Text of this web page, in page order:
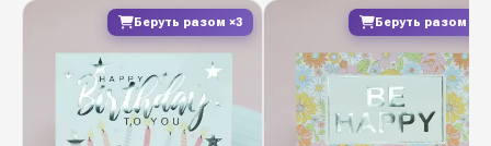
Виробник Україна
Листівки міні з тисненням
— елегантний
спосіб передати теплі слова разом із квітами.
Беруть разом ×3 Беруть разом ×3